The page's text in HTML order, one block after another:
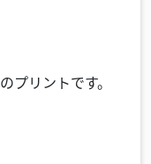
プリントです。